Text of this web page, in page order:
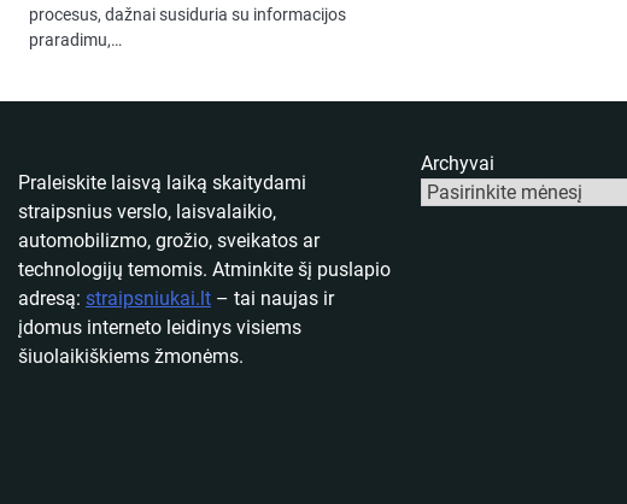
procesus, dažnai susiduria su informacijos
praradimu,…
Praleiskite laisvą laiką skaitydami
straipsnius verslo, laisvalaikio,
automobilizmo, grožio, sveikatos ar
technologijų temomis. Atminkite šį puslapio
adresą: straipsniukai.lt – tai naujas ir
įdomus interneto leidinys visiems
šiuolaikiškiems žmonėms.
Archyvai